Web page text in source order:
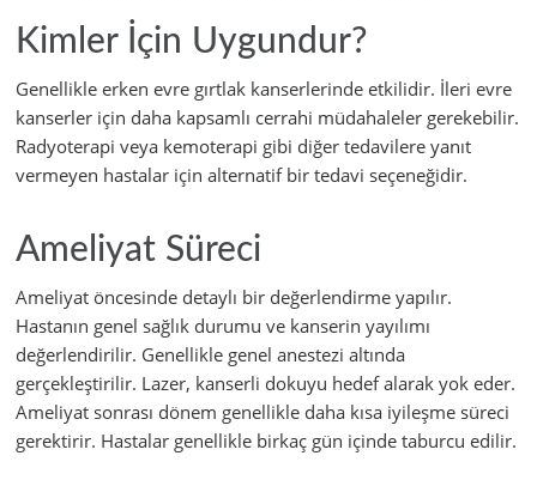
Kimler İçin Uygundur?
Genellikle erken evre gırtlak kanserlerinde etkilidir. İleri evre
kanserler için daha kapsamlı cerrahi müdahaleler gerekebilir.
Radyoterapi veya kemoterapi gibi diğer tedavilere yanıt
vermeyen hastalar için alternatif bir tedavi seçeneğidir.
Ameliyat Süreci
Ameliyat öncesinde detaylı bir değerlendirme yapılır.
Hastanın genel sağlık durumu ve kanserin yayılımı
değerlendirilir. Genellikle genel anestezi altında
gerçekleştirilir. Lazer, kanserli dokuyu hedef alarak yok eder.
Ameliyat sonrası dönem genellikle daha kısa iyileşme süreci
gerektirir. Hastalar genellikle birkaç gün içinde taburcu edilir.